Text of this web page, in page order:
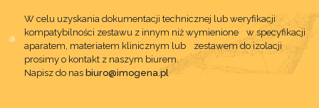
W celu uzyskania dokumentacji technicznej lub weryfikacji
kompatybilności zestawu z innym niż wymienione w specyfikacji
aparatem, materiałem klinicznym lub zestawem do izolacji
prosimy o kontakt z naszym biurem.
Napisz do nas biuro@imogena.pl